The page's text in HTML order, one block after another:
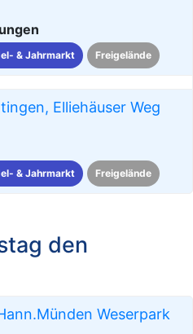
& Jahrmarkt Freigelände
Elliehäuser Weg
& Jahrmarkt Freigelände
den
Weserpark